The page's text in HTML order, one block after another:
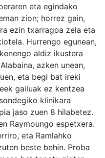
eta egindako
zion; horrez gain,
ezin txarragoa zela eta
Hurrengo egunean,
aldiz ikustera
azken unean,
eta begi bat ireki
gailuak ez kentzea
klinikara
jaso zuen 8 hilabetez.
Raymoungo espetxera.
eta Ramlahko
beste behin. Proba